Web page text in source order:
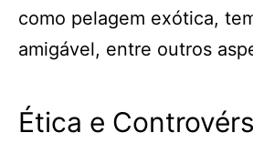
como pelagem exótica,
amigável, entre outros
Ética e